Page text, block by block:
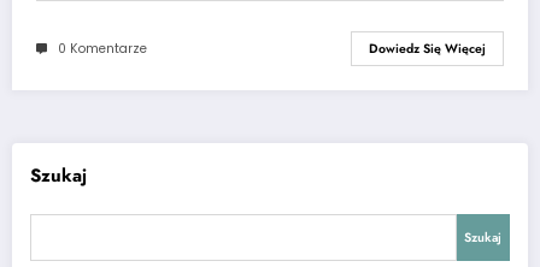
0 Komentarze Dowiedz Się Więcej
Szukaj
Szukaj